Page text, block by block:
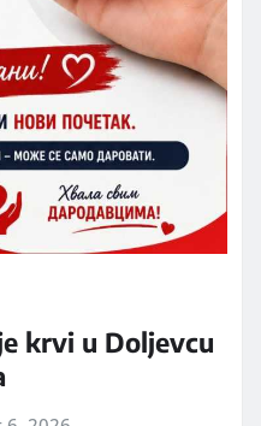
krvi u Doljevcu